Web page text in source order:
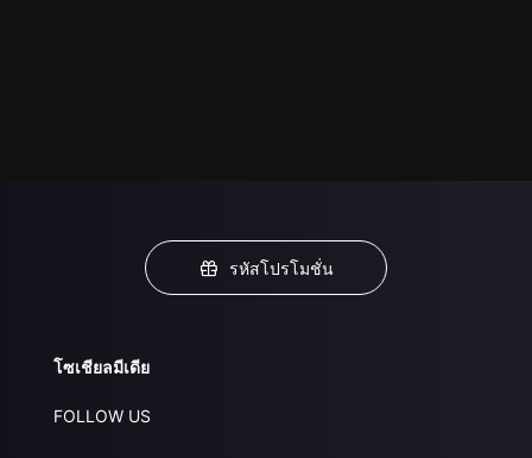
รหัสโปรโมชั่น
โซเชียลมีเดีย
FOLLOW US